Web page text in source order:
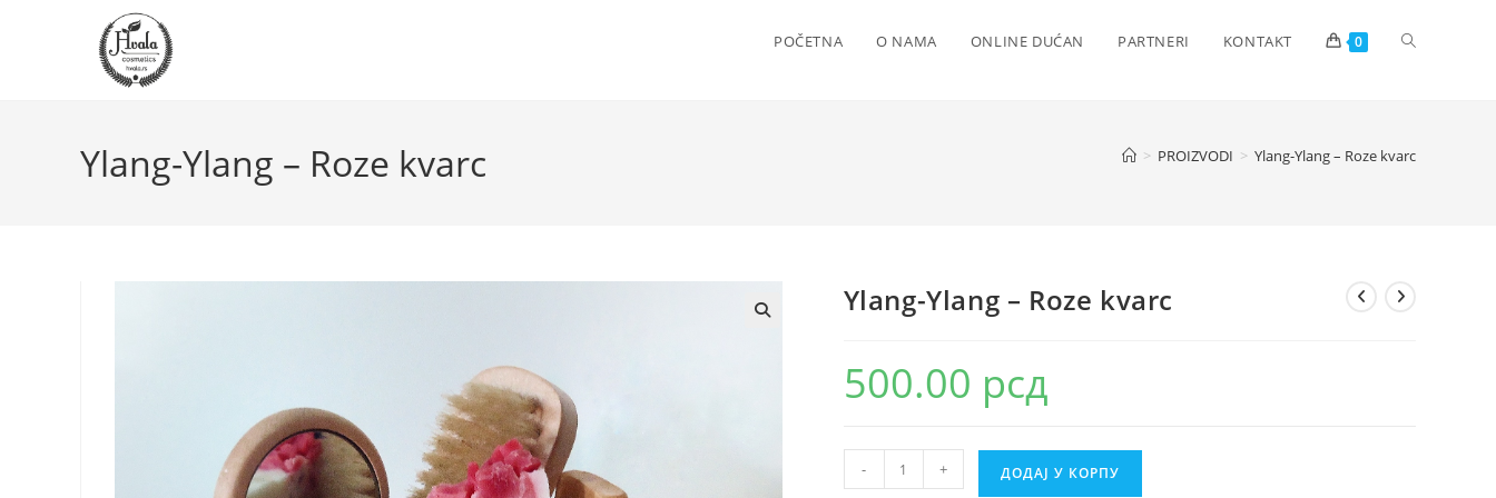
POČETNA O NAMA ONLINE DUĆAN PARTNERI KONTAKT 0 Toggle
Ylang-Ylang – Roze kvarc > PROIZVODI > Ylang-Ylang – Roze kvarc
Ylang-Ylang – Roze kvarc
500.00 рсд
Ylang
- + ДОДАЈ У КОРПУ